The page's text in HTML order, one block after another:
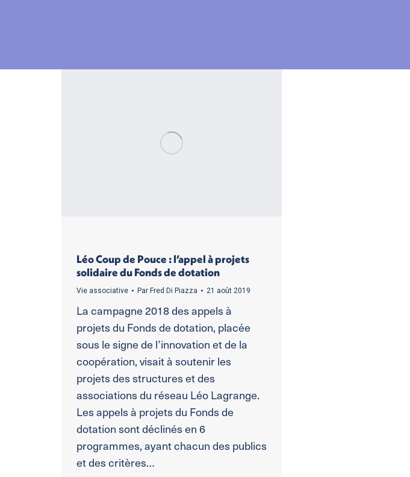
Léo Coup de Pouce : l’appel à projets
solidaire du Fonds de dotation
Vie associative Par Fred Di Piazza 21 août 2019
La campagne 2018 des appels à
projets du Fonds de dotation, placée
sous le signe de l’innovation et de la
coopération, visait à soutenir les
projets des structures et des
associations du réseau Léo Lagrange.
Les appels à projets du Fonds de
dotation sont déclinés en 6
programmes, ayant chacun des publics
et des critères…